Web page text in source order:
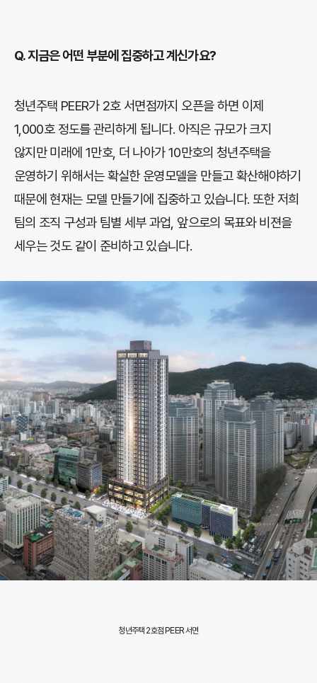
Q.지금은 어떤 부분에 집중하고 계신가요?
청년주택 PEER가 2호 서면점까지 오픈을 하면 이제
1,000호 정도를 관리하게 됩니다. 아직은 규모가 크지
않지만 미래에 1만호, 더 나아가 10만호의 청년주택을
운영하기 위해서는 확실한 운영모델을 만들고 확산해야하기
때문에 현재는 모델 만들기에 집중하고 있습니다. 또한 저희
팀의 조직 구성과 팀별 세부 과업, 앞으로의 목표와 비젼을
세우는 것도 같이 준비하고 있습니다.
청년주택 2호점PEER서면